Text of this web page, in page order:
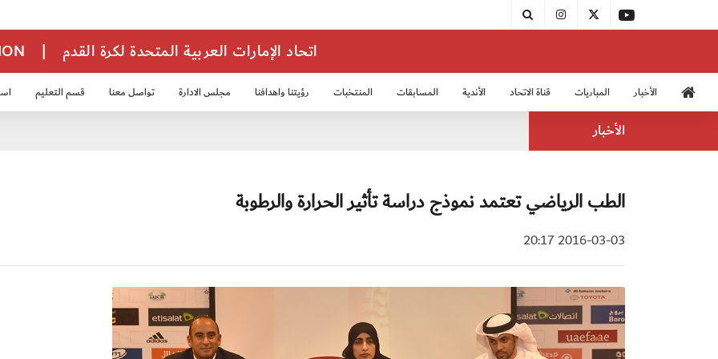
| اتحاد الإمارات العربية المتحدة لكرة القدم
الأخبار المباريات قناة الاتحاد الأندية المسابقات المنتخبات رؤيتنا واهدافنا مجلس الادارة تواصل معنا قسم التعليم
الأخبار
الطب الرياضي تعتمد نموذج دراسة تأثير الحرارة والرطوبة
2016-03-03 20:17